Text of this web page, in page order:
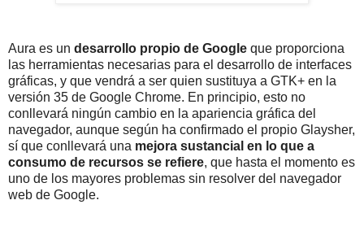
Aura es un desarrollo propio de Google que proporciona
las herramientas necesarias para el desarrollo de interfaces
gráficas, y que vendrá a ser quien sustituya a GTK+ en la
versión 35 de Google Chrome. En principio, esto no
conllevará ningún cambio en la apariencia gráfica del
navegador, aunque según ha confirmado el propio Glaysher,
sí que conllevará una mejora sustancial en lo que a
consumo de recursos se refiere, que hasta el momento es
uno de los mayores problemas sin resolver del navegador
web de Google.